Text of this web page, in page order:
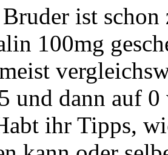
ist
100mg
und dann auf
ihr Tipps,